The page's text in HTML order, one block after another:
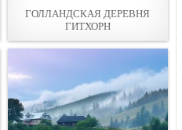
ГОЛЛАНДСКАЯ ДЕРЕВНЯ
ГИТХОРН